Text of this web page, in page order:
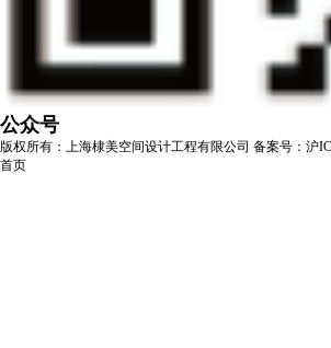
公众号
版权所有：上海棣美空间设计工程有限公司 备案号：沪
首页